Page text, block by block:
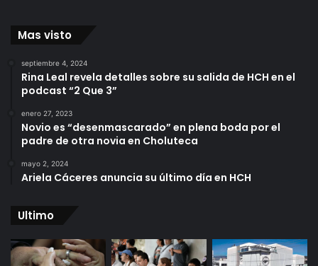
Mas visto
septiembre 4, 2024
Rina Leal revela detalles sobre su salida de HCH en el
podcast “2 Que 3”
enero 27, 2023
Novio es “desenmascarado” en plena boda por el
padre de otra novia en Choluteca
mayo 2, 2024
Ariela Cáceres anuncia su último día en HCH
Ultimo